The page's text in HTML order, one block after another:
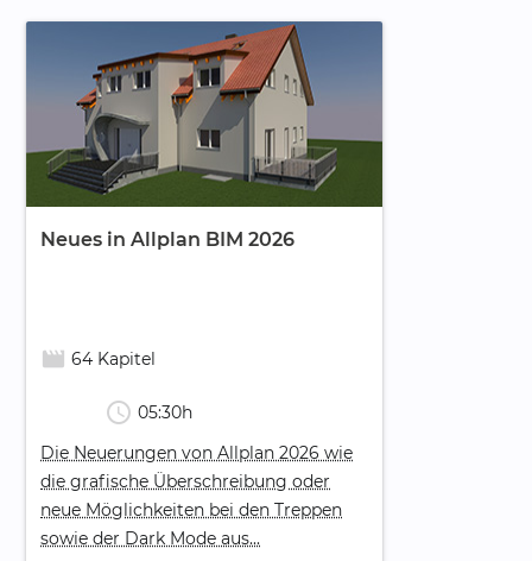
Neues in Allplan BIM 2026
movie_creation 64 Kapitel
schedule 05:30h
Die Neuerungen von Allplan 2026 wie
die grafische Überschreibung oder
neue Möglichkeiten bei den Treppen
sowie der Dark Mode aus...